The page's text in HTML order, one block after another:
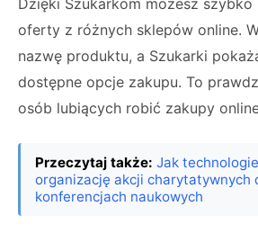
oferty z różnych sklepów online.
nazwę produktu, a Szukarki
dostępne opcje zakupu. To
osób lubiących robić zakupy
Przeczytaj także: Jak
organizację akcji charytatywnych
konferencjach naukowych